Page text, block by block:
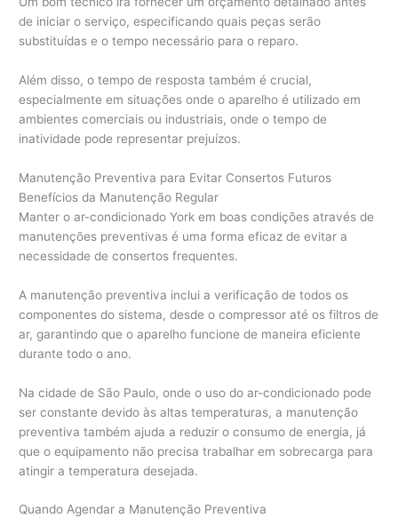
de iniciar o serviço, especificando quais peças serão
substituídas e o tempo necessário para o reparo.
Além disso, o tempo de resposta também é crucial,
especialmente em situações onde o aparelho é utilizado em
ambientes comerciais ou industriais, onde o tempo de
inatividade pode representar prejuízos.
Manutenção Preventiva para Evitar Consertos Futuros
Benefícios da Manutenção Regular
Manter o ar-condicionado York em boas condições através de
manutenções preventivas é uma forma eficaz de evitar a
necessidade de consertos frequentes.
A manutenção preventiva inclui a verificação de todos os
componentes do sistema, desde o compressor até os filtros de
ar, garantindo que o aparelho funcione de maneira eficiente
durante todo o ano.
Na cidade de São Paulo, onde o uso do ar-condicionado pode
ser constante devido às altas temperaturas, a manutenção
preventiva também ajuda a reduzir o consumo de energia, já
que o equipamento não precisa trabalhar em sobrecarga para
atingir a temperatura desejada.
Quando Agendar a Manutenção Preventiva